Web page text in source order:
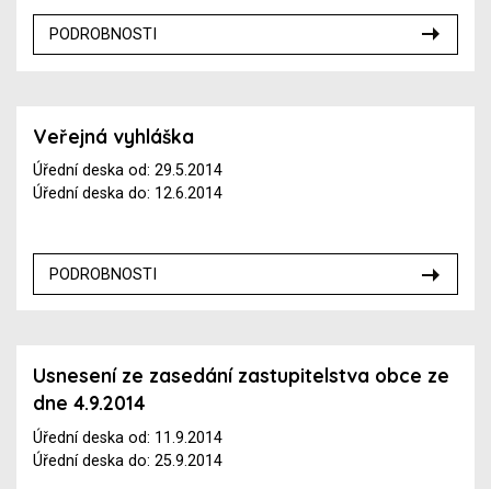
PODROBNOSTI
Veřejná vyhláška
Úřední deska od: 29.5.2014
Úřední deska do: 12.6.2014
PODROBNOSTI
Usnesení ze zasedání zastupitelstva obce ze
dne 4.9.2014
Úřední deska od: 11.9.2014
Úřední deska do: 25.9.2014